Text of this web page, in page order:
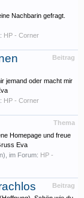
Nachbarin gefragt.
HP - Corner
Beitrag
jemand oder macht mir
HP - Corner
Thema
Homepage und freue
Eva
im Forum: HP -
Beitrag